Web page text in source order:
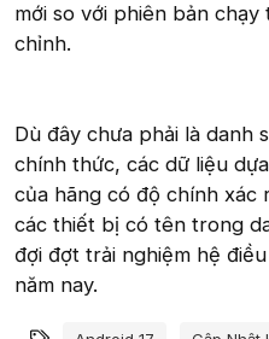
mới so với phiên bản
chỉnh.
Dù đây chưa phải là danh
chính thức, các dữ liệu
của hãng có độ chính xác
các thiết bị có tên trong
đợi đợt trải nghiệm hệ
năm nay.